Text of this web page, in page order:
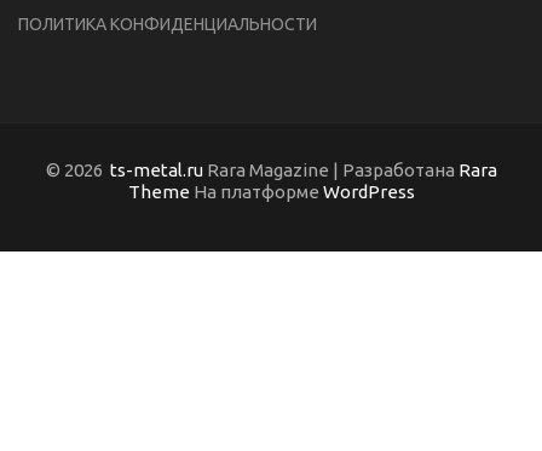
ПОЛИТИКА КОНФИДЕНЦИАЛЬНОСТИ
© 2026 ts-metal.ruRara Magazine | Разработана Rara
Theme На платформе WordPress